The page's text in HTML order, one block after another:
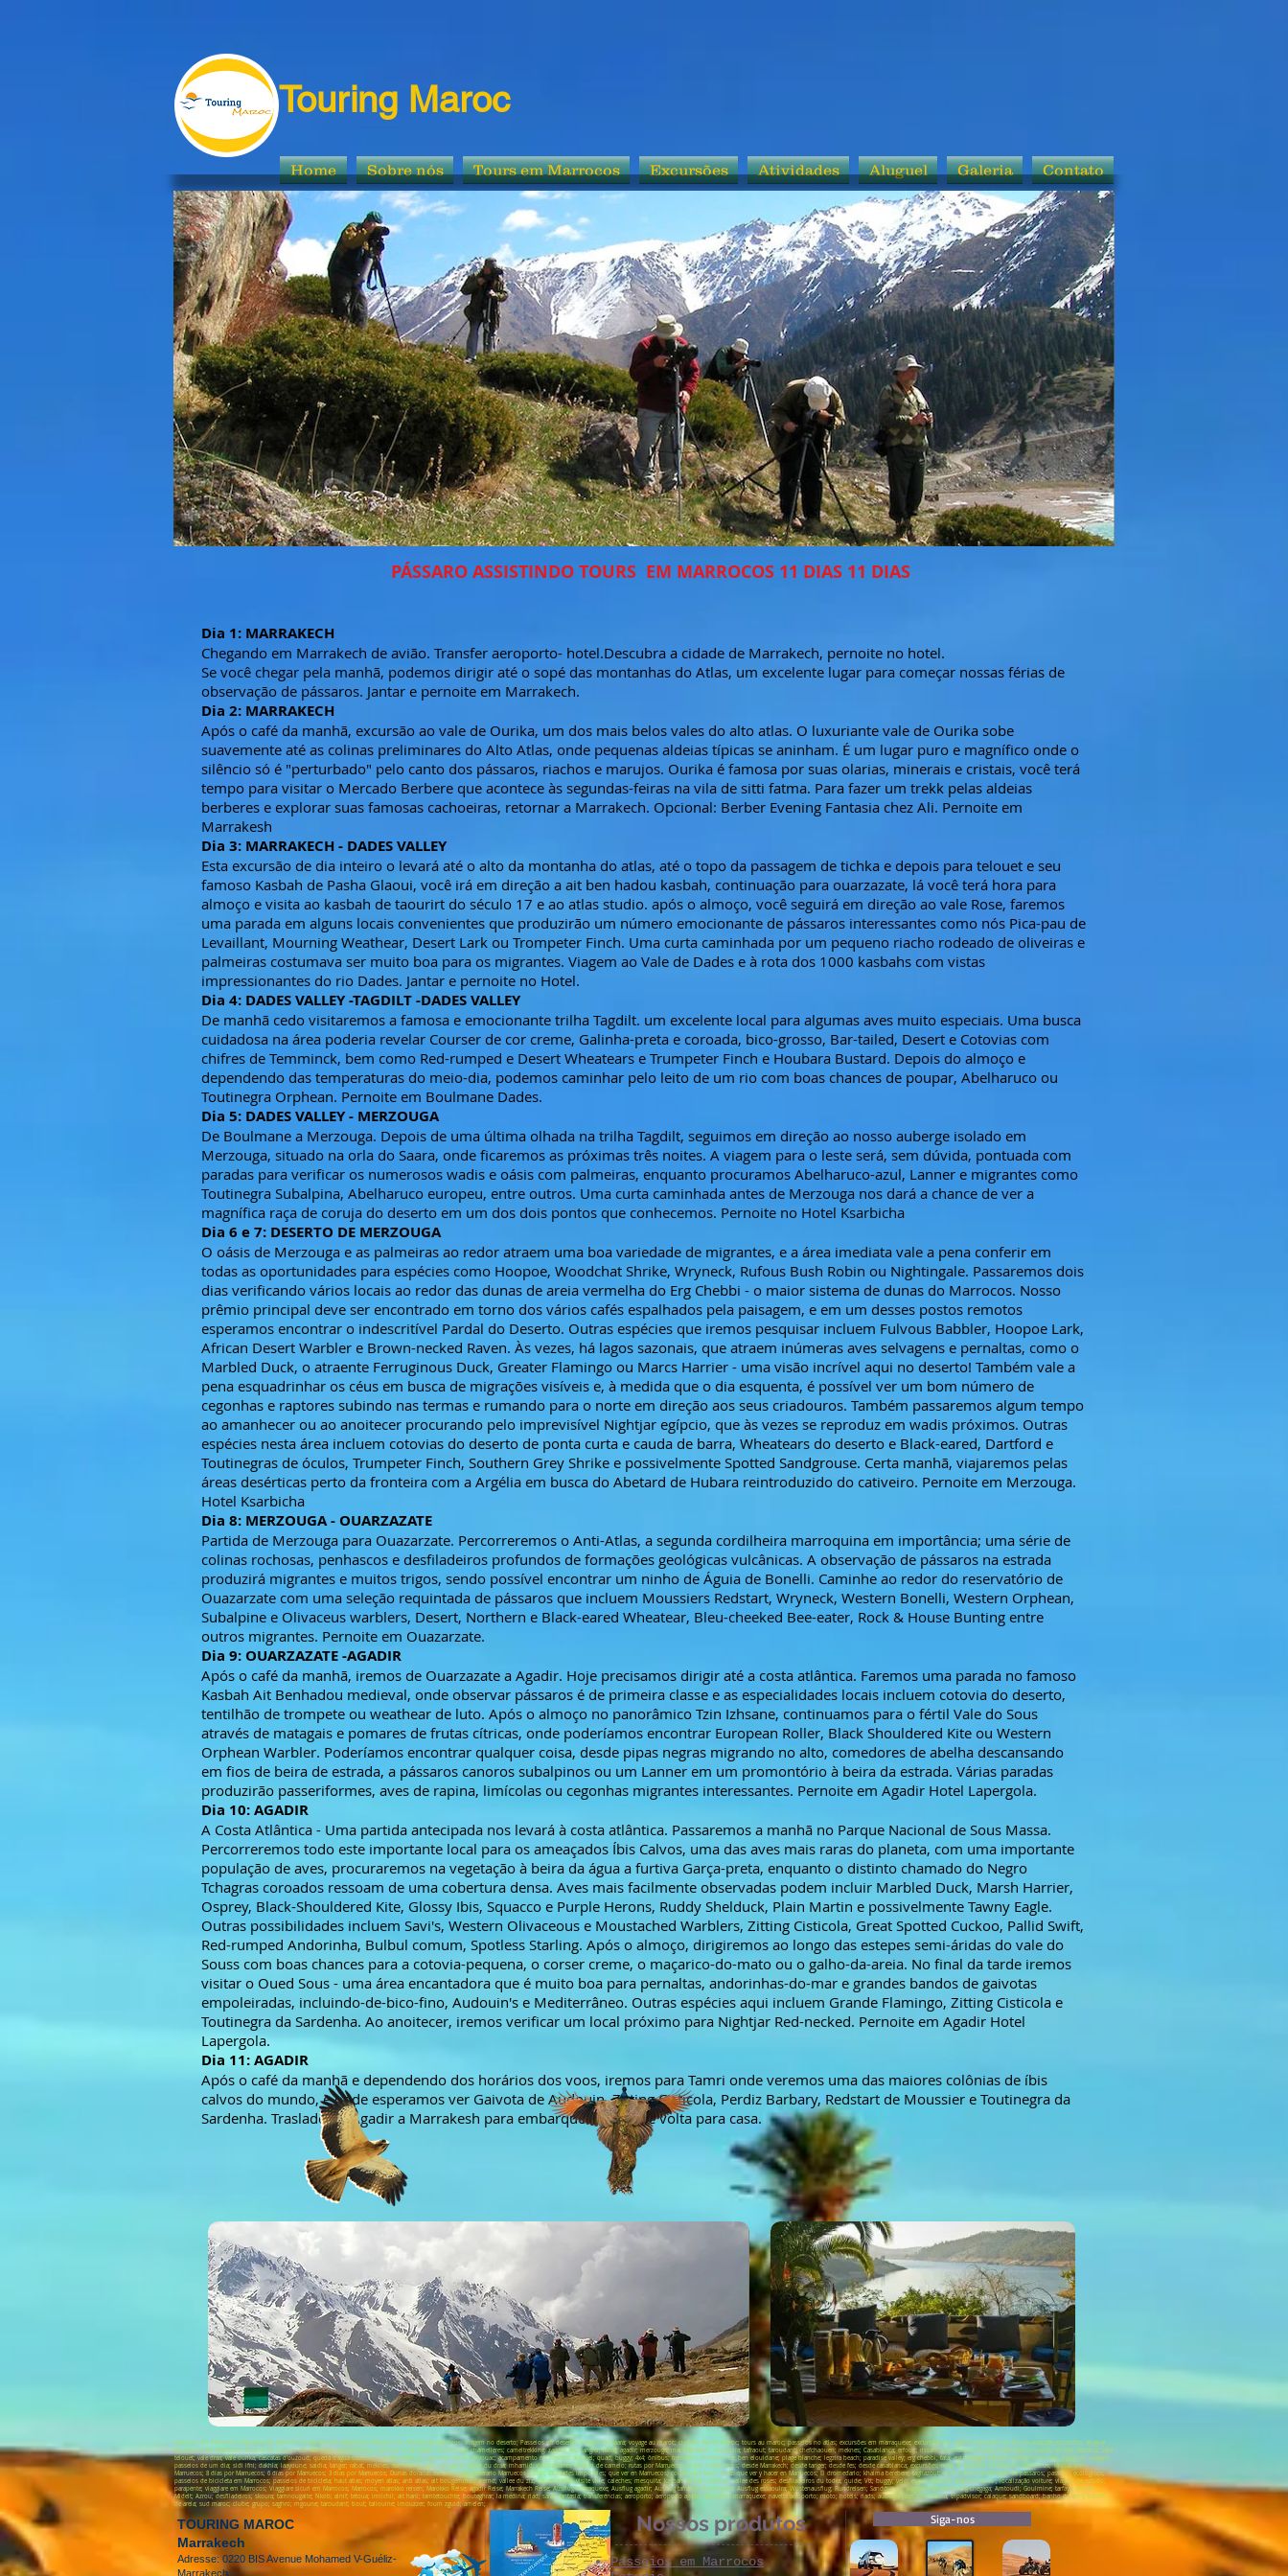
Touring Maroc
Home Sobre nós Tours em Marrocos Excursões Atividades Aluguel Galeria Contato
PÁSSARO ASSISTINDO TOURS EM MARROCOS 11 DIAS 11 DIAS
Dia 1: MARRAKECH
Chegando em Marrakech de avião. Transfer aeroporto- hotel.Descubra a cidade de Marrakech, pernoite no hotel.
Se você chegar pela manhã, podemos dirigir até o sopé das montanhas do Atlas, um excelente lugar para começar nossas férias de
observação de pássaros. Jantar e pernoite em Marrakech.
Dia 2: MARRAKECH
Após o café da manhã, excursão ao vale de Ourika, um dos mais belos vales do alto atlas. O luxuriante vale de Ourika sobe
suavemente até as colinas preliminares do Alto Atlas, onde pequenas aldeias típicas se aninham. É um lugar puro e magnífico onde o
silêncio só é "perturbado" pelo canto dos pássaros, riachos e marujos. Ourika é famosa por suas olarias, minerais e cristais, você terá
tempo para visitar o Mercado Berbere que acontece às segundas-feiras na vila de sitti fatma. Para fazer um trekk pelas aldeias
berberes e explorar suas famosas cachoeiras, retornar a Marrakech. Opcional: Berber Evening Fantasia chez Ali. Pernoite em
Marrakesh
Dia 3: MARRAKECH - DADES VALLEY
Esta excursão de dia inteiro o levará até o alto da montanha do atlas, até o topo da passagem de tichka e depois para telouet e seu
famoso Kasbah de Pasha Glaoui, você irá em direção a ait ben hadou kasbah, continuação para ouarzazate, lá você terá hora para
almoço e visita ao kasbah de taourirt do século 17 e ao atlas studio. após o almoço, você seguirá em direção ao vale Rose, faremos
uma parada em alguns locais convenientes que produzirão um número emocionante de pássaros interessantes como nós Pica-pau de
Levaillant, Mourning Weathear, Desert Lark ou Trompeter Finch. Uma curta caminhada por um pequeno riacho rodeado de oliveiras e
palmeiras costumava ser muito boa para os migrantes. Viagem ao Vale de Dades e à rota dos 1000 kasbahs com vistas
impressionantes do rio Dades. Jantar e pernoite no Hotel.
Dia 4: DADES VALLEY -TAGDILT -DADES VALLEY
De manhã cedo visitaremos a famosa e emocionante trilha Tagdilt. um excelente local para algumas aves muito especiais. Uma busca
cuidadosa na área poderia revelar Courser de cor creme, Galinha-preta e coroada, bico-grosso, Bar-tailed, Desert e Cotovias com
chifres de Temminck, bem como Red-rumped e Desert Wheatears e Trumpeter Finch e Houbara Bustard. Depois do almoço e
dependendo das temperaturas do meio-dia, podemos caminhar pelo leito de um rio com boas chances de poupar, Abelharuco ou
Toutinegra Orphean. Pernoite em Boulmane Dades.
Dia 5: DADES VALLEY - MERZOUGA
De Boulmane a Merzouga. Depois de uma última olhada na trilha Tagdilt, seguimos em direção ao nosso auberge isolado em
Merzouga, situado na orla do Saara, onde ficaremos as próximas três noites. A viagem para o leste será, sem dúvida, pontuada com
paradas para verificar os numerosos wadis e oásis com palmeiras, enquanto procuramos Abelharuco-azul, Lanner e migrantes como
Toutinegra Subalpina, Abelharuco europeu, entre outros. Uma curta caminhada antes de Merzouga nos dará a chance de ver a
magnífica raça de coruja do deserto em um dos dois pontos que conhecemos. Pernoite no Hotel Ksarbicha
Dia 6 e 7: DESERTO DE MERZOUGA
O oásis de Merzouga e as palmeiras ao redor atraem uma boa variedade de migrantes, e a área imediata vale a pena conferir em
todas as oportunidades para espécies como Hoopoe, Woodchat Shrike, Wryneck, Rufous Bush Robin ou Nightingale. Passaremos dois
dias verificando vários locais ao redor das dunas de areia vermelha do Erg Chebbi - o maior sistema de dunas do Marrocos. Nosso
prêmio principal deve ser encontrado em torno dos vários cafés espalhados pela paisagem, e em um desses postos remotos
esperamos encontrar o indescritível Pardal do Deserto. Outras espécies que iremos pesquisar incluem Fulvous Babbler, Hoopoe Lark,
African Desert Warbler e Brown-necked Raven. Às vezes, há lagos sazonais, que atraem inúmeras aves selvagens e pernaltas, como o
Marbled Duck, o atraente Ferruginous Duck, Greater Flamingo ou Marcs Harrier - uma visão incrível aqui no deserto! Também vale a
pena esquadrinhar os céus em busca de migrações visíveis e, à medida que o dia esquenta, é possível ver um bom número de
cegonhas e raptores subindo nas termas e rumando para o norte em direção aos seus criadouros. Também passaremos algum tempo
ao amanhecer ou ao anoitecer procurando pelo imprevisível Nightjar egípcio, que às vezes se reproduz em wadis próximos. Outras
espécies nesta área incluem cotovias do deserto de ponta curta e cauda de barra, Wheatears do deserto e Black-eared, Dartford e
Toutinegras de óculos, Trumpeter Finch, Southern Grey Shrike e possivelmente Spotted Sandgrouse. Certa manhã, viajaremos pelas
áreas desérticas perto da fronteira com a Argélia em busca do Abetard de Hubara reintroduzido do cativeiro. Pernoite em Merzouga.
Hotel Ksarbicha
Dia 8: MERZOUGA - OUARZAZATE
Partida de Merzouga para Ouazarzate. Percorreremos o Anti-Atlas, a segunda cordilheira marroquina em importância; uma série de
colinas rochosas, penhascos e desfiladeiros profundos de formações geológicas vulcânicas. A observação de pássaros na estrada
produzirá migrantes e muitos trigos, sendo possível encontrar um ninho de Águia de Bonelli. Caminhe ao redor do reservatório de
Ouazarzate com uma seleção requintada de pássaros que incluem Moussiers Redstart, Wryneck, Western Bonelli, Western Orphean,
Subalpine e Olivaceus warblers, Desert, Northern e Black-eared Wheatear, Bleu-cheeked Bee-eater, Rock & House Bunting entre
outros migrantes. Pernoite em Ouazarzate.
Dia 9: OUARZAZATE -AGADIR
Após o café da manhã, iremos de Ouarzazate a Agadir. Hoje precisamos dirigir até a costa atlântica. Faremos uma parada no famoso
Kasbah Ait Benhadou medieval, onde observar pássaros é de primeira classe e as especialidades locais incluem cotovia do deserto,
tentilhão de trompete ou weathear de luto. Após o almoço no panorâmico Tzin Izhsane, continuamos para o fértil Vale do Sous
através de matagais e pomares de frutas cítricas, onde poderíamos encontrar European Roller, Black Shouldered Kite ou Western
Orphean Warbler. Poderíamos encontrar qualquer coisa, desde pipas negras migrando no alto, comedores de abelha descansando
em fios de beira de estrada, a pássaros canoros subalpinos ou um Lanner em um promontório à beira da estrada. Várias paradas
produzirão passeriformes, aves de rapina, limícolas ou cegonhas migrantes interessantes. Pernoite em Agadir Hotel Lapergola.
Dia 10: AGADIR
A Costa Atlântica - Uma partida antecipada nos levará à costa atlântica. Passaremos a manhã no Parque Nacional de Sous Massa.
Percorreremos todo este importante local para os ameaçados Íbis Calvos, uma das aves mais raras do planeta, com uma importante
população de aves, procuraremos na vegetação à beira da água a furtiva Garça-preta, enquanto o distinto chamado do Negro
Tchagras coroados ressoam de uma cobertura densa. Aves mais facilmente observadas podem incluir Marbled Duck, Marsh Harrier,
Osprey, Black-Shouldered Kite, Glossy Ibis, Squacco e Purple Herons, Ruddy Shelduck, Plain Martin e possivelmente Tawny Eagle.
Outras possibilidades incluem Savi's, Western Olivaceous e Moustached Warblers, Zitting Cisticola, Great Spotted Cuckoo, Pallid Swift,
Red-rumped Andorinha, Bulbul comum, Spotless Starling. Após o almoço, dirigiremos ao longo das estepes semi-áridas do vale do
Souss com boas chances para a cotovia-pequena, o corser creme, o maçarico-do-mato ou o galho-da-areia. No final da tarde iremos
visitar o Oued Sous - uma área encantadora que é muito boa para pernaltas, andorinhas-do-mar e grandes bandos de gaivotas
empoleiradas, incluindo-de-bico-fino, Audouin's e Mediterrâneo. Outras espécies aqui incluem Grande Flamingo, Zitting Cisticola e
Toutinegra da Sardenha. Ao anoitecer, iremos verificar um local próximo para Nightjar Red-necked. Pernoite em Agadir Hotel
Lapergola.
Dia 11: AGADIR
Após o café da manhã e dependendo dos horários dos voos, iremos para Tamri onde veremos uma das maiores colônias de íbis
calvos do mundo, e onde esperamos ver Gaivota de Audouin, Zitting Cisticola, Perdiz Barbary, Redstart de Moussier e Toutinegra da
Sardenha. Traslado de Agadir a Marrakesh para embarque no vôo de volta para casa.
Passeios em Marrocos; Passeios em Marrocos; Passeios em Marrocos; Passeios no deserto de Marrocos; Viagem no deserto; Passeios no deserto; Viagem no Saara; voyage au maroc; circuito 4x4 au maroc; tours au maroc; passeios no atlas; excursões em marraquexe; excursões em agadir; excursões no fes; Ouarzazate excursões; aluguel
de ônibus em Marrocos; Aluguer de ônibus em Marrocos; microônibus; autocar; localização; randonnees chamelieres; cameltrekking; zagora; fes; tangier; rabat; agadir; merzouga; mar Marrakech; essaouira; tafraout; taroudant; chefchaouen; meknes; Casablanca; erfoud; rissani; desfiladeiros todra; desfiladeiros dades; ait ben Haddou; vale
telouet; vale draa; vale ourika; cascatas d'ouzoud; queda d'água ouzoud; toubak; trekking; sejourau maroc; bivouac; acampamento no deserto; aluguel; quad; buggy; 4x4; ônibus; treinador; minibus; lac ben elouidane; plage blanche; legzira beach; paradise valley; erg chebbi; tata; erg chegaga; sahara; cidades imperiais; passeios; viagem;
passeios de um dia; sidi ifni; dakhla; laayoune; saidia; tanger; rabat; meknes; fez; ifrane; asni; ouergane; vallee du draa; mhamid; dromadaires; viagem de camelo; rutas por Marruecos; Viajes a Marruecos; desde Marrakech; desde tanger; desde fes; desde casablanca; excursões; rutas el desierto; 15 días por Marruecos; 10 días por
Marruecos; 8 días por Marruecos; 6 días por Marruecos; 3 días por Marruecos; Dunas doradas de Merzouga; Itinerario Marruecos 7 días; Ciudades Imperiales; que ver en Marruecos; coisas para fazer; cosas que ver y hacer en Marruecos; El dromedario; khaima berebere; taghazout; surf; massa; observação de pássaros; passeios ecológicos;
passeios de bicicleta em Marrocos; passeios de bicicleta; haut atlas; moyen atlas; anti atlas; ait bougemmez; aremd; vallee du ziz; vallee ourika; visite ville; caleches; mesquita; kasbah ait ben haddou; vallee des roses; desfiladeiros du todra; quide; Vtt; buggy; velo; esqui; marche; acampamento ; localização voiture; viagem de estudo;
parapente; viaggiare em Marrocos; Viaggiare sicuri em Marrocos; Marrocos; marokko reisen; Marokko Reise; agadir Reise; Marrakech Reise; Ausflug marraquexe; Ausflug agadir; Ausflug tafraout; Ausflug fez; Ausflug essaouira; Wüstenausflug; Rundreisen; Sanddünen; viagens estudantis; Erg chegaga; Amtoudi; Goulmine; tarfaya; ijokak;
Midelt; Azrou; desfiladeiros; skoura; tamnougalte; Nkob; alnif; tetoua; imilchil; ait hani; tamtetouchte; bouteghrar; la medina; riad; sarau fantasia; transferências; aeroporto; aeroporto agadir; aeroporto marraquexe; navette aeroporto; moto; hotéis; riads; auberge; jites; montanha; tripadvisor; caiaque; sandboard; banho de areia; banho
de areia; sud maroc; clube; grupo; saghro; mgoune; taroudant; tiout; taliouine; imouzzer; foum zguid; amelen;
TOURING MAROC
Marrakech
Adresse: 0220 BIS Avenue Mohamed V-Guéliz-
Marrakech
Nossos produtos
Passeios em Marrocos
Siga-nos